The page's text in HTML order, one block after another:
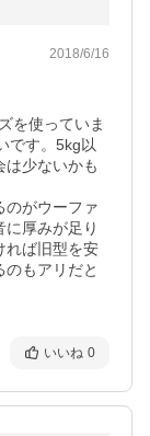
2018/6/16
を使っていま
です。5kg以
は少ないかも
のがウーファ
厚みが足り
れば旧型を安
もアリだと
いいね 0